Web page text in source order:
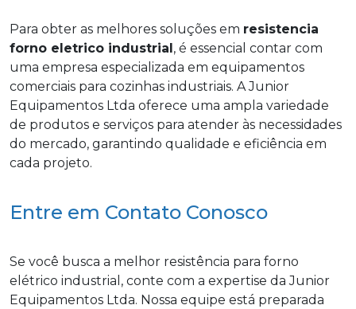
Para obter as melhores soluções em resistencia
forno eletrico industrial , é essencial contar com
uma empresa especializada em equipamentos
comerciais para cozinhas industriais. A Junior
Equipamentos Ltda oferece uma ampla variedade
de produtos e serviços para atender às necessidades
do mercado, garantindo qualidade e eficiência em
cada projeto.
Entre em Contato Conosco
Se você busca a melhor resistência para forno
elétrico industrial, conte com a expertise da Junior
Equipamentos Ltda. Nossa equipe está preparada